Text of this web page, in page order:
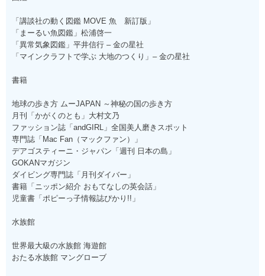
「講談社の動く図鑑 MOVE 魚 新訂版」
「まーるい魚図鑑」松浦啓一
「異常気象図鑑」平井信行 – 金の星社
「マインクラフトで学ぶ 大地のつくり」– 金の星社
書籍
地球の歩き方 ムーJAPAN ～神秘の国の歩き方
月刊「かがくのとも」大村文乃
ファッション誌「andGIRL」全国美人磨きスポット
専門誌「Mac Fan（マックファン）」
デアゴスティーニ・ジャパン「週刊 日本の島」
GOKANマガジン
ダイビング専門誌「月刊ダイバー」
書籍「ニッポン紹介 おもてなしの英会話」
児童書「ポピーっ子情報誌ぴかり!!」
水族館
世界最大級の水族館 海遊館
おたる水族館 マングローブ